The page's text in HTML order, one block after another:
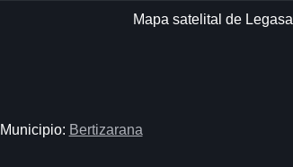
Mapa satelital de Legasa
Municipio: Bertizarana